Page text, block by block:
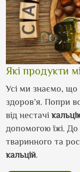
Які продукти
Усі ми знаємо, що
здоров’я. Попри
від нестачі
допомогою їжі. До
тваринного та
кальцій.